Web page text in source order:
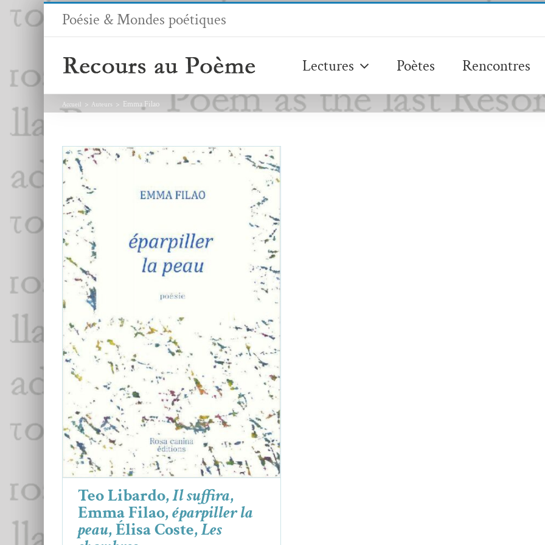
Passer
Poésie & Mondes poétiques
Lectures Poètes Rencontres
Accueil Auteurs Emma Filao
Teo Libardo, Il suffira
éparpiller la peau , Élisa Coste,Les
chambres
Critiques Élisa Coste Emma Filao Teo Libardo
Teo Libardo,Il suffira,
Emma Filao,éparpiller la
peau, Élisa Coste,Les